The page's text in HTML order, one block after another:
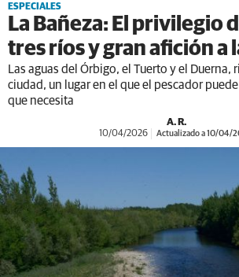
ESPECIALES
La Bañeza: El privilegio
tres ríos y gran afición a
Las aguas del Órbigo, el Tuerto y el Duerna,
ciudad, un lugar en el que el pescador
que necesita
A. R.
10/04/2026 Actualizado a 10/04/